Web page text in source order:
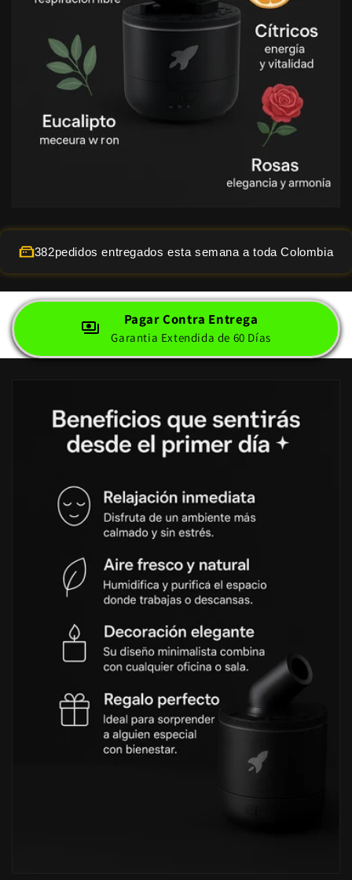
382pedidos entregados esta semana a toda Colombia
Pagar Contra Entrega
Garantia Extendida de 60 Días